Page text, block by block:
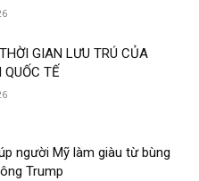
GIAN LƯU TRÚ CỦA
QUỐC TẾ
người Mỹ làm giàu từ bùng
Trump